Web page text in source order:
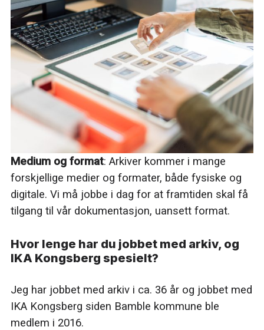
Medium og format: Arkiver kommer i mange
forskjellige medier og formater, både fysiske og
digitale. Vi må jobbe i dag for at framtiden skal få
tilgang til vår dokumentasjon, uansett format.
Hvor lenge har du jobbet med arkiv, og
IKA Kongsberg spesielt?
Jeg har jobbet med arkiv i ca. 36 år og jobbet med
IKA Kongsberg siden Bamble kommune ble
medlem i 2016.